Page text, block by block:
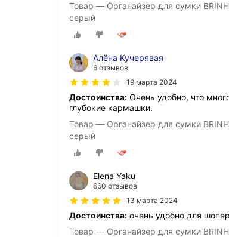
Товар — Органайзер для сумки
серый
Алёна Кучерявая
6 отзывов
19 марта 2024
Достоинства: Очень удобно, что
глубокие кармашки.
Товар — Органайзер для сумки
серый
Elena Yaku
660 отзывов
13 марта 2024
Достоинства: очень удобно для
Товар — Органайзер для сумки